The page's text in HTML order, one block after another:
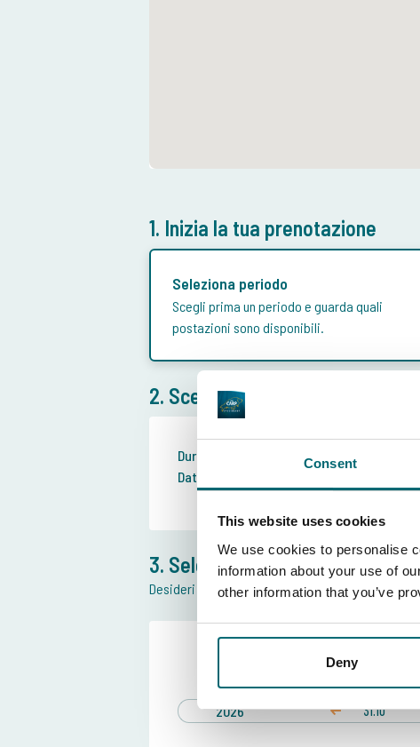
Consent
This website uses cookies
We use cookies to personalise
information about your use of
other information that you’ve
Deny
1. Inizia la tua prenotazione
Seleziona periodo
Scegli prima un periodo e guarda quali
postazioni sono disponibili.
2. Scegli la durata del
Durata del soggiorno:
Data di arrivo:
31-
3. Seleziona postazione e data
Desideri maggiori informazioni sulla posizone
Data preferita:
31 ott
2026 31.10